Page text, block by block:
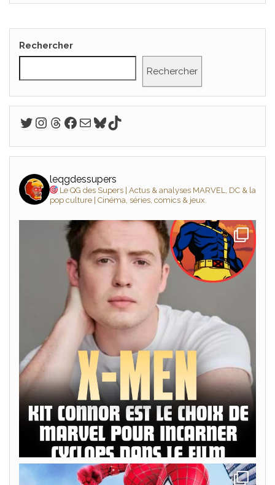
Rechercher
Rechercher
Twitter
Instagram
Threads
Facebook
E-mail
Bluesky
TikTok
leqgdessupers
Le QG des Supers | Actus & analyses MARVEL, DC & la
pop culture | Cinéma, séries, comics & jeux.